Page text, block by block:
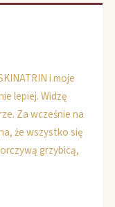
i moje
lepiej. Widzę
Za wcześnie na
że wszystko się
grzybicą,